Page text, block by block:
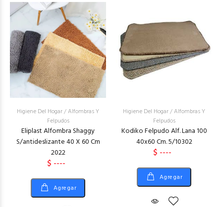
Higiene Del Hogar/Alfombras Y
Felpudos
Eliplast Alfombra Shaggy
S/antideslizante 40 X 60 Cm
2022
$ ----
Agregar
Higiene Del Hogar/Alfombras Y
Felpudos
Kodiko Felpudo Alf. Lana 100
40x60 Cm. 5/10302
$ ----
Agregar